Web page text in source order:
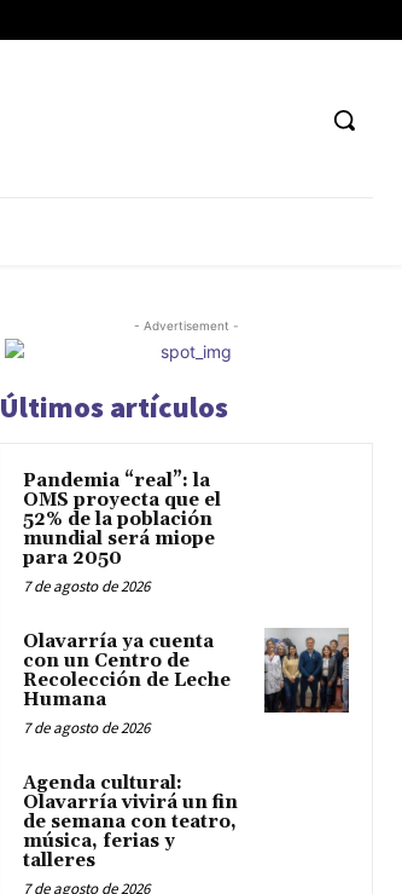
- Advertisement -
Últimos artículos
Pandemia “real”: la
OMS proyecta que el
52% de la población
mundial será miope
para 2050
7 de agosto de 2026
Olavarría ya cuenta
con un Centro de
Recolección de Leche
Humana
7 de agosto de 2026
Agenda cultural:
Olavarría vivirá un fin
de semana con teatro,
música, ferias y
talleres
7 de agosto de 2026